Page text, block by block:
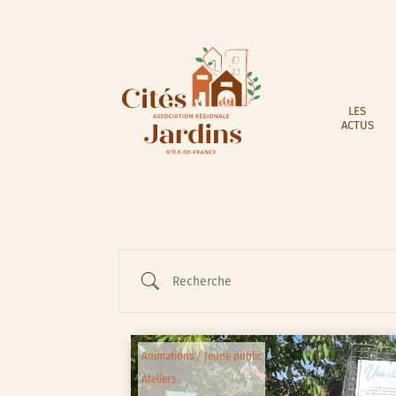
LES
ACTUS
Animations / Jeune public
Ateliers